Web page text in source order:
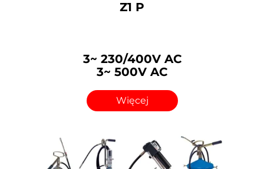
Z1 P
3~ 230/400V AC
3~ 500V AC
Więcej